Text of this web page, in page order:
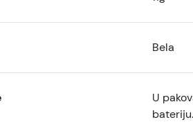
Bela
U
bateriju.